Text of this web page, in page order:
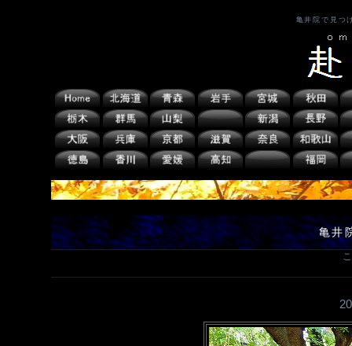
亀井院で見つ
亀井